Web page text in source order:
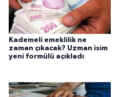
Kademeli emeklilik ne
zaman çıkacak? Uzman isim
yeni formülü açıkladı